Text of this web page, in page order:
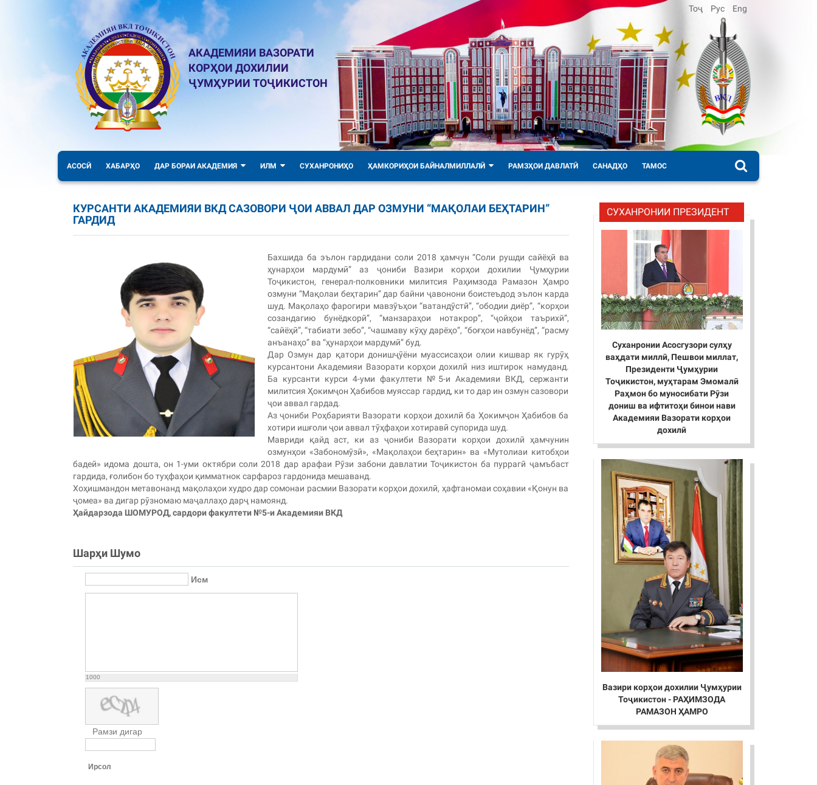
АКАДЕМИЯИ ВАЗОРАТИ
КОРҲОИ ДОХИЛИИ
ҶУМҲУРИИ ТОҶИКИСТОН
Тоҷ Рус Eng
АСОСӢ ХАБАРҲО ДАР БОРАИ АКАДЕМИЯ ИЛМ СУХАНРОНИҲО ҲАМКОРИҲОИ БАЙНАЛМИЛЛАЛӢ РАМЗҲОИ ДАВЛАТӢ САНАДҲО ТАМОС
КУРСАНТИ АКАДЕМИЯИ ВКД САЗОВОРИ ҶОИ АВВАЛ ДАР ОЗМУНИ “МАҚОЛАИ БЕҲТАРИН”
ГАРДИД
Бахшида ба эълон гардидани соли 2018 ҳамчун “Соли рушди сайёҳӣ ва
ҳунарҳои мардумӣ” аз ҷониби Вазири корҳои дохилии Ҷумҳурии
Тоҷикистон, генерал-полковники милитсия Раҳимзода Рамазон Ҳамро
озмуни “Мақолаи беҳтарин” дар байни ҷавонони боистеъдод эълон карда
шуд. Мақолаҳо фарогири мавзӯъҳои “ватандӯстӣ”, “ободии диёр”, “корҳои
созандагию бунёдкорӣ”, “манзараҳои нотакрор”, “ҷойҳои таърихӣ”,
“сайёҳӣ”, “табиати зебо”, “чашмаву кӯҳу дарёҳо”, “боғҳои навбунёд”, “расму
анъанаҳо” ва “ҳунарҳои мардумӣ” буд.
Дар Озмун дар қатори донишҷӯёни муассисаҳои олии кишвар як гурӯҳ
курсантони Академияи Вазорати корҳои дохилӣ низ иштирок намуданд.
Ба курсанти курси 4-уми факултети №5-и Академияи ВКД, сержанти
милитсия Ҳокимҷон Ҳабибов муяссар гардид, ки то дар ин озмун сазовори
ҷои аввал гардад.
Аз ҷониби Роҳбарияти Вазорати корҳои дохилӣ ба Ҳокимҷон Ҳабибов ба
хотири ишғоли ҷои аввал тӯҳфаҳои хотиравӣ супорида шуд.
Мавриди қайд аст, ки аз ҷониби Вазорати корҳои дохилӣ ҳамчунин
озмунҳои «Забономӯзӣ», «Мақолаҳои беҳтарин» ва «Мутолиаи китобҳои
бадеӣ» идома дошта, он 1-уми октябри соли 2018 дар арафаи Рӯзи забони давлатии Тоҷикистон ба пуррагӣ ҷамъбаст
гардида, ғолибон бо туҳфаҳои қимматнок сарфароз гардонида мешаванд.
Хоҳишмандон метавонанд мақолаҳои худро дар сомонаи расмии Вазорати корҳои дохилӣ, ҳафтаномаи соҳавии «Қонун ва
ҷомеа» ва дигар рӯзномаю маҷаллаҳо дарҷ намоянд.
Ҳайдарзода ШОМУРОД, сардори факултети №5-и Академияи ВКД
Шарҳи Шумо
Исм
1000
Рамзи дигар
Ирсол
СУХАНРОНИИ ПРЕЗИДЕНТ
Суханронии Асосгузори сулҳу
ваҳдати миллӣ, Пешвои миллат,
Президенти Ҷумҳурии
Тоҷикистон, муҳтарам Эмомалӣ
Раҳмон бо муносибати Рӯзи
дониш ва ифтитоҳи бинои нави
Академияи Вазорати корҳои
дохилӣ
Вазири корҳои дохилии Ҷумҳурии
Тоҷикистон - РАҲИМЗОДА
РАМАЗОН ҲАМРО